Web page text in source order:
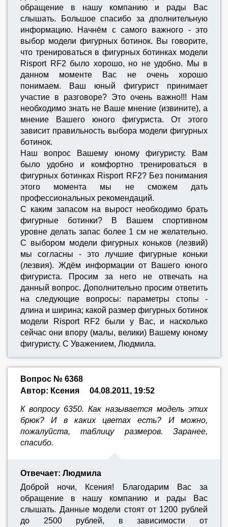
обращение в нашу компанию и рады Вас
слышать. Большое спасибо за дполнительную
информацию. Начнём с самого важного - это
выбор модели фигурных ботинок. Вы говорите,
что тренироваться в фигурных ботинках модели
Risport RF2 было хорошо, но не удобно. Мы в
данном моменте Вас не очень хорошо
понимаем. Ваш юный фигурист принимает
участие в разговоре? Это очень важно!!! Нам
необходимо знать не Ваше мнение (извините), а
мнение Вашего юного фигуриста. От этого
зависит правильность выбора модели фигурных
ботинок.
Наш вопрос Вашему юному фигуристу. Вам
было удобно и комфортно тренироваться в
фигурных ботинках Risport RF2? Без понимания
этого момента мы не сможем дать
профессиональных рекомендаций.
С каким запасом на вырост необходимо брать
фигурные ботинки? В Вашем спортивном
уровне делать запас более 1 см не желательно.
С выбором модели фигурных коньков (лезвий)
мы согласны - это лучшие фигурные коньки
(лезвия). Ждём информации от Вашего юного
фигуриста. Просим за него не отвечать на
данный вопрос. Дополнительно просим ответить
на следующие вопросы: параметры стопы -
длина и ширина; какой размер фигурных ботинок
модели Risport RF2 были у Вас, и насколько
сейчас они впору (малы, велики) Вашему юному
фигуристу. С Уважением, Людмила.
Вопрос № 6368
Автор: Ксения
04.08.2011, 19:52
К вопросу 6350. Как называется модель этих
брюк? И в каких цветах есть? И можно,
пожалуйста, таблицу размеров. Заранее,
спасибо.
Отвечает: Людмила
Доброй ночи, Ксения! Благодарим Вас за
обращение в нашу компанию и рады Вас
слышать. Данные модели стоят от 1200 рублей
до 2500 рублей, в зависимости от